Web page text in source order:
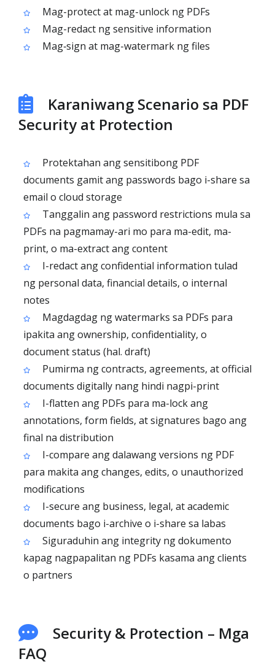
Mag-protect at mag-unlock ng PDFs
Mag-redact ng sensitive information
Mag‑sign at mag-watermark ng files
Karaniwang Scenario sa PDF
Security at Protection
Protektahan ang sensitibong PDF
documents gamit ang passwords bago i-share sa
email o cloud storage
Tanggalin ang password restrictions mula sa
PDFs na pagmamay-ari mo para ma-edit, ma-
print, o ma-extract ang content
I-redact ang confidential information tulad
ng personal data, financial details, o internal
notes
Magdagdag ng watermarks sa PDFs para
ipakita ang ownership, confidentiality, o
document status (hal. draft)
Pumirma ng contracts, agreements, at official
documents digitally nang hindi nagpi-print
I-flatten ang PDFs para ma-lock ang
annotations, form fields, at signatures bago ang
final na distribution
I-compare ang dalawang versions ng PDF
para makita ang changes, edits, o unauthorized
modifications
I-secure ang business, legal, at academic
documents bago i-archive o i-share sa labas
Siguraduhin ang integrity ng dokumento
kapag nagpapalitan ng PDFs kasama ang clients
o partners
Security & Protection – Mga
FAQ